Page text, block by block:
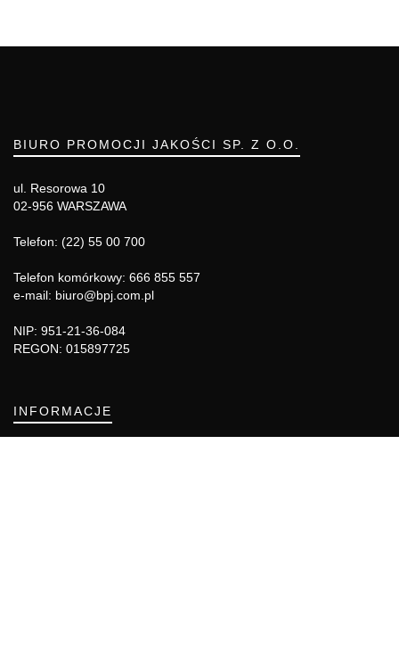
BIURO PROMOCJI JAKOŚCI SP. Z O.O.
ul. Resorowa 10
02-956 WARSZAWA
Telefon: (22) 55 00 700
Telefon komórkowy: 666 855 557
e-mail: biuro@bpj.com.pl
NIP: 951-21-36-084
REGON: 015897725
INFORMACJE